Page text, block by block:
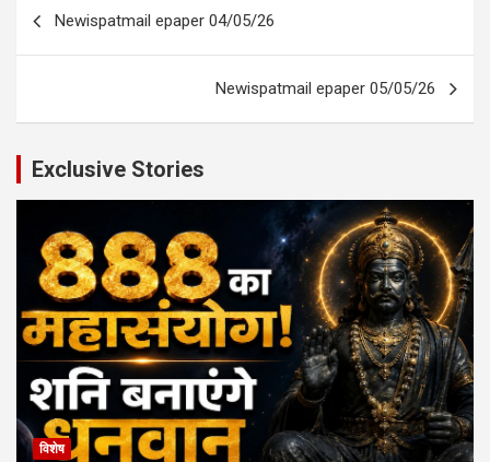
navigation
Newispatmail epaper 04/05/26
Newispatmail epaper 05/05/26
Exclusive Stories
विशेष